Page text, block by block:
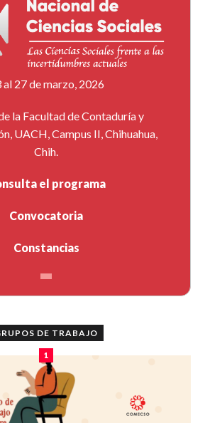
al 27 de marzo, 2026
la Facultad de Contaduría y
UACH, Campus II, Chihuahua,
Chih.
el programa
Convocatoria
Constancias
DE TRABAJO
1